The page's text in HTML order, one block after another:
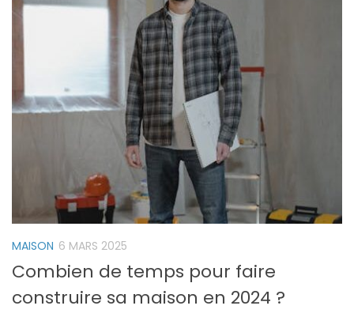
MAISON 6 MARS 2025
Combien de temps pour faire
construire sa maison en 2024 ?